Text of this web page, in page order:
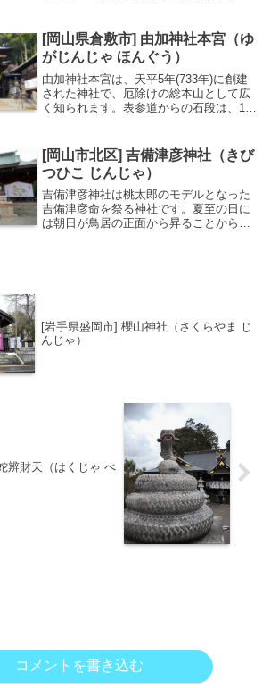
ため、お寺でありながら鳥居や、神宮形
式を併せ持つ本殿（霊...
[岡山県倉敷市] 由加神社本宮（ゆ
がじんじゃ ほんぐう）
由加神社本宮は、天平5年(733年)に創建
された神社で、厄除けの総本山として広
く知られます。表参道からの石段は、19
は由加山と香川県のこんぴらさんの両方
を参拝す...
[岡山市北区] 吉備津彦神社（きび
つひこ じんじゃ）
吉備津彦神社は桃太郎のモデルとなった
吉備津彦命を祭る神社です。夏至の日に
は朝日が鳥居の正面から昇ることから
[岩手県盛岡市] 櫻山神社（さくらやま じ
んじゃ）
辨財天（はくじゃ べ
コメントを書き込む